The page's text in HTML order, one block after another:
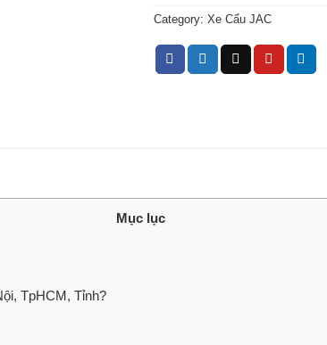
Category: Xe Cẩu JAC
Mục lục
TpHCM, Tỉnh?